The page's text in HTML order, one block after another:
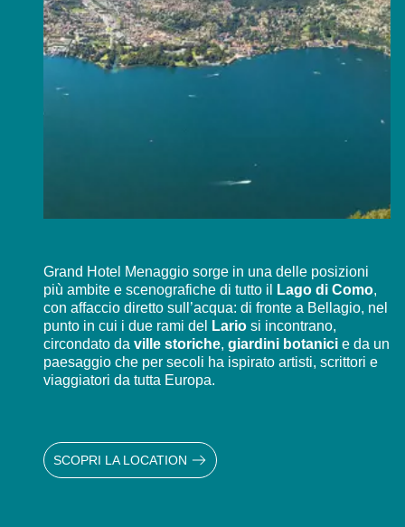
Grand Hotel Menaggio sorge in una delle posizioni
più ambite e scenografiche di tutto il
Lago di Como,
con affaccio diretto sull’acqua: di fronte a Bellagio, nel
punto in cui i due rami del
Lario si incontrano,
circondato da ville storiche, giardini botanici e da un
paesaggio che per secoli ha ispirato artisti, scrittori e
viaggiatori da tutta Europa.
SCOPRI LA LOCATION